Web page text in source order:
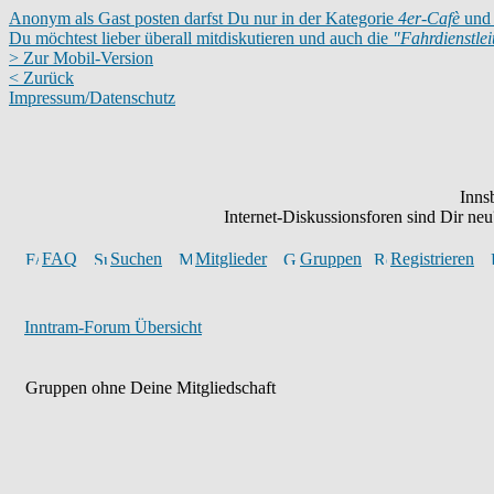
Anonym als Gast posten darfst Du nur in der Kategorie 4er-Cafè und
Du möchtest lieber überall mitdiskutieren und auch die
> Zur Mobil-Version
< Zurück
Impressum/Datenschutz
Internet-Diskussionsforen sind Dir
FAQ Suchen Mitglieder Gruppen Registrieren
Inntram-Forum Übersicht
Gruppen ohne Deine Mitgliedschaft